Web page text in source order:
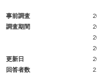
事前調査
調査期間
更新日
回答者数